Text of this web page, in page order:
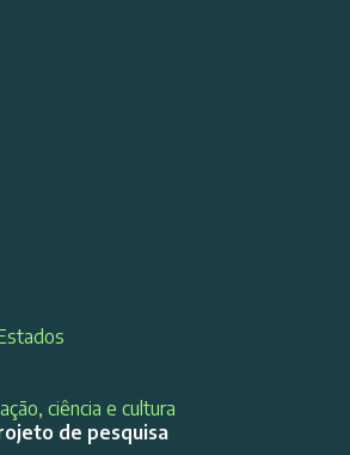
ciência e cultura
de pesquisa